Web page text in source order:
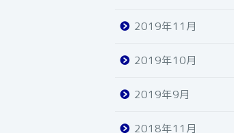
2019年11月
2019年10月
2019年9月
2018年11月